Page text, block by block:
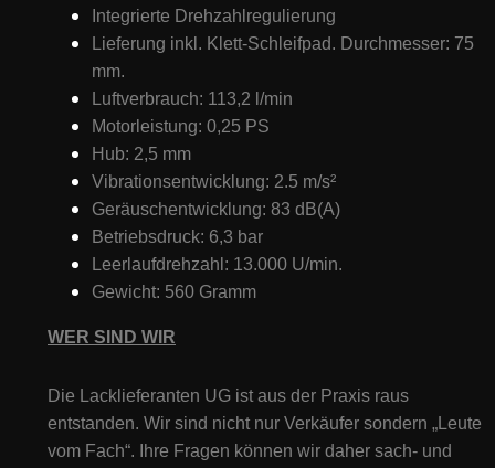
Integrierte Drehzahlregulierung
Lieferung inkl. Klett-Schleifpad. Durchmesser: 75
mm.
Luftverbrauch: 113,2 l/min
Motorleistung: 0,25 PS
Hub: 2,5 mm
Vibrationsentwicklung: 2.5 m/s²
Geräuschentwicklung: 83 dB(A)
Betriebsdruck: 6,3 bar
Leerlaufdrehzahl: 13.000 U/min.
Gewicht: 560 Gramm
WER SIND WIR
Die Lacklieferanten UG ist aus der Praxis raus
entstanden. Wir sind nicht nur Verkäufer sondern „Leute
vom Fach“. Ihre Fragen können wir daher sach- und